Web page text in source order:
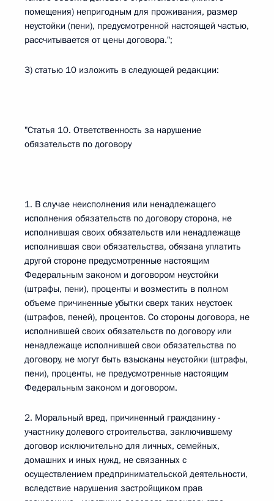
помещения) непригодным для проживания, размер
неустойки (пени), предусмотренной настоящей частью,
рассчитывается от цены договора.";
3) статью 10 изложить в следующей редакции:
"Статья 10. Ответственность за нарушение
обязательств по договору
1. В случае неисполнения или ненадлежащего
исполнения обязательств по договору сторона, не
исполнившая своих обязательств или ненадлежаще
исполнившая свои обязательства, обязана уплатить
другой стороне предусмотренные настоящим
Федеральным законом и договором неустойки
(штрафы, пени), проценты и возместить в полном
объеме причиненные убытки сверх таких неустоек
(штрафов, пеней), процентов. Со стороны договора, не
исполнившей своих обязательств по договору или
ненадлежаще исполнившей свои обязательства по
договору, не могут быть взысканы неустойки (штрафы,
пени), проценты, не предусмотренные настоящим
Федеральным законом и договором.
2. Моральный вред, причиненный гражданину -
участнику долевого строительства, заключившему
договор исключительно для личных, семейных,
домашних и иных нужд, не связанных с
осуществлением предпринимательской деятельности,
вследствие нарушения застройщиком прав